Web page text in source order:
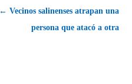
← Vecinos salinenses atrapan una
persona que atacó a otra